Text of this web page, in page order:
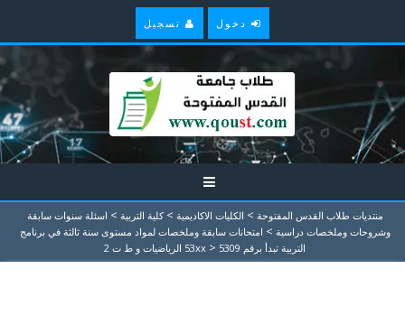
دخول تسجيل
منتديات طلاب القدس المفتوحة > الكليات الاكاديمية > كلية التربية > اسئلة سنوات سابقة
وشروحات وملخصات دراسية > امتحانات سابقة وملخصات لمواد مستوى سنة ثالثة في برنامج
التربية تبدأ برقم 53xx
> 5309 الرياضيات و ط ت 2